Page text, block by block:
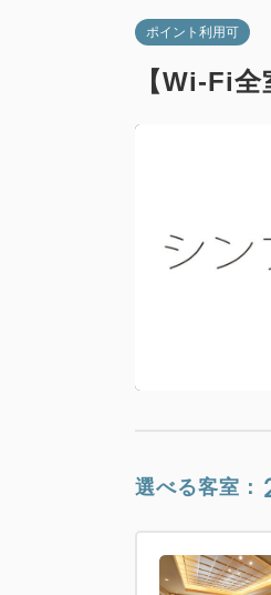
ポイント利用可
【Wi-Fi
選べる客室：